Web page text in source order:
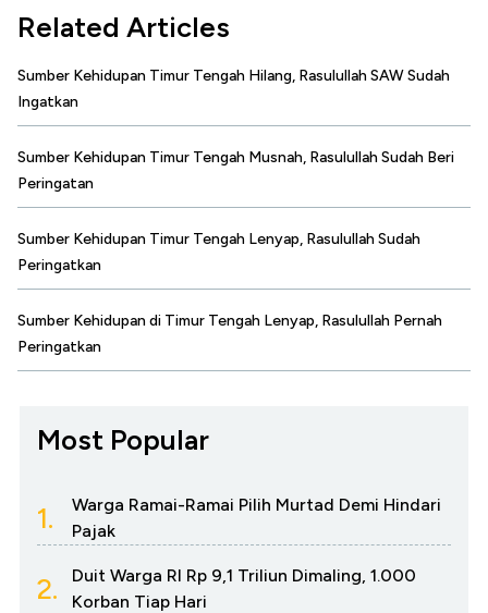
Related Articles
Sumber Kehidupan Timur Tengah Hilang, Rasulullah SAW Sudah
Ingatkan
Sumber Kehidupan Timur Tengah Musnah, Rasulullah Sudah Beri
Peringatan
Sumber Kehidupan Timur Tengah Lenyap, Rasulullah Sudah
Peringatkan
Sumber Kehidupan di Timur Tengah Lenyap, Rasulullah Pernah
Peringatkan
Most Popular
1.
Warga Ramai-Ramai Pilih Murtad Demi Hindari
Pajak
2.
Duit Warga RI Rp 9,1 Triliun Dimaling, 1.000
Korban Tiap Hari